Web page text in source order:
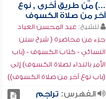
...) من طريق أخرى , نوع
آخر من صلاة الكسوف
للشيخ: عبد المحسن العباد
جزء من محاضرة ( شرح سنن
النسائي - كتاب الكسوف - (باب
الأمر بالنداء لصلاة الكسوف) إلى
(باب نوع آخر من صلاة الكسوف))
الفهرس: تراجم